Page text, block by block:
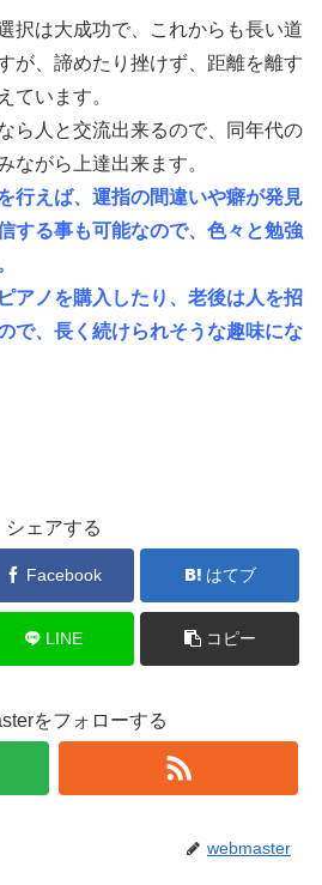
択は大成功で、これからも長い道
が、諦めたり挫けず、距離を離す
ています。
ら人と交流出来るので、同年代の
ながら上達出来ます。
行えば、運指の間違いや癖が発見
する事も可能なので、色々と勉強
アノを購入したり、老後は人を招
で、長く続けられそうな趣味にな
シェアする
Facebook はてブ
LINE コピー
をフォローする
webmaster